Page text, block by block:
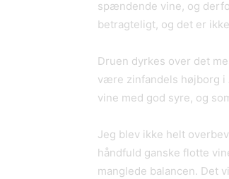
spændende vine, og
betragteligt, og det er
Druen dyrkes over det
være zinfandels højborg i
vine med god syre, og
Jeg blev ikke helt
håndfuld ganske flotte
manglede balancen. Det